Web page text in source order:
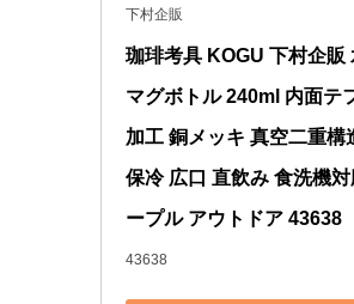
下村企販
珈琲考具 KOGU 下村企販
マグボトル 240ml 内面テ
加工 銅メッキ 真空二重構
保冷 広口 直飲み 食洗機
ープル アウトドア 43638
43638